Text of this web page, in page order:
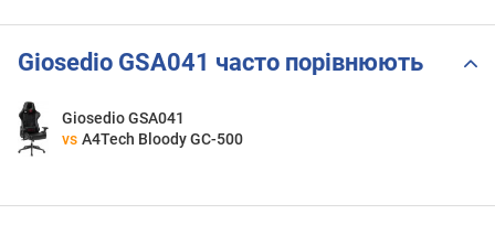
Giosedio GSA041 часто порівнюють
Giosedio GSA041
vs A4Tech Bloody GC-500